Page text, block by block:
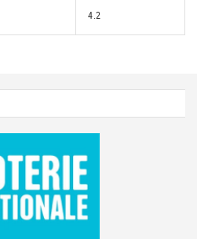
4.2